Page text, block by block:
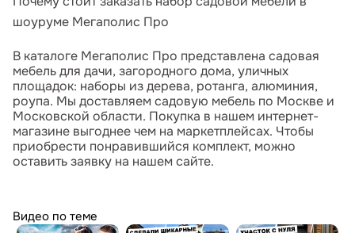
шоуруме Мегаполис Про
В каталоге Мегаполис Про представлена садовая
мебель для дачи, загородного дома, уличных
площадок: наборы из дерева, ротанга, алюминия,
роупа. Мы доставляем садовую мебель по Москве и
Московской области. Покупка в нашем интернет-
магазине выгоднее чем на маркетплейсах. Чтобы
приобрести понравившийся комплект, можно
оставить заявку на нашем сайте.
Видео по теме